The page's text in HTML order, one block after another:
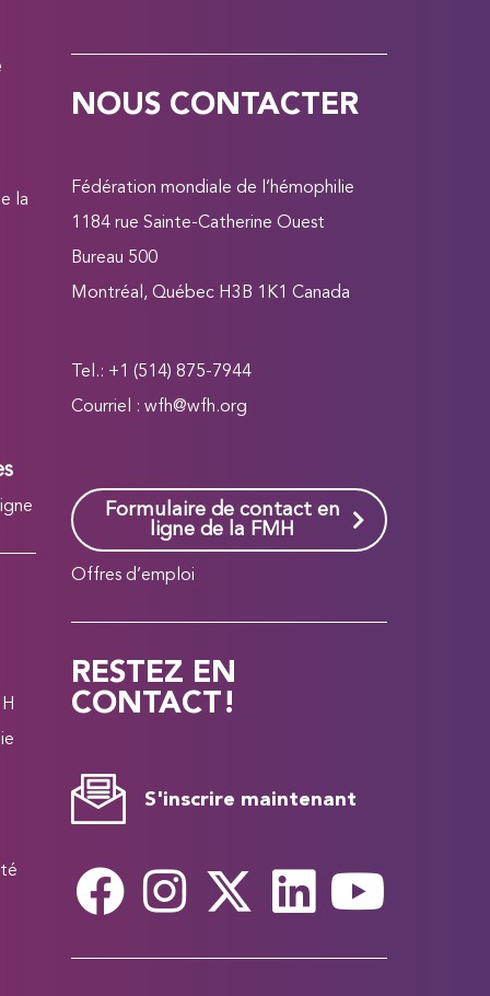
la
NOUS CONTACTER
Fédération mondiale de l’hémophilie
1184 rue Sainte-Catherine Ouest
Bureau 500
Montréal, Québec H3B 1K1 Canada
Tel.: +1 (514) 875-7944
Courriel : wfh@wfh.org
Formulaire de contact en
ligne de la FMH
Offres d’emploi
RESTEZ EN
CONTACT!
S'inscrire maintenant